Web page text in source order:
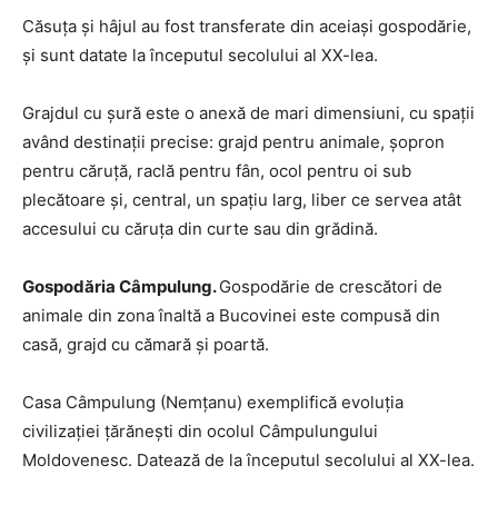
Căsuţa şi hâjul au fost transferate din aceiaşi gospodărie,
şi sunt datate la începutul secolului al XX-lea.
Grajdul cu şură este o anexă de mari dimensiuni, cu spaţii
având destinaţii precise: grajd pentru animale, şopron
pentru căruţă, raclă pentru fân, ocol pentru oi sub
plecătoare şi, central, un spaţiu larg, liber ce servea atât
accesului cu căruţa din curte sau din grădină.
Gospodăria Câmpulung.Gospodărie de crescători de
animale din zona înaltă a Bucovinei este compusă din
casă, grajd cu cămară şi poartă.
Casa Câmpulung (Nemţanu) exemplifică evoluţia
civilizaţiei ţărăneşti din ocolul Câmpulungului
Moldovenesc. Datează de la începutul secolului al XX-lea.